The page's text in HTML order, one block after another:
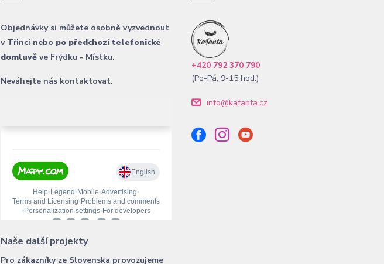
Objednávky si můžete osobně vyzvednout
v Třinci nebo po předchozí telefonické
domluvě ve Frýdku - Místku.
Neváhejte nás kontaktovat.
Naše další projekty
Pro zákazníky ze Slovenska provozujeme
+420 792 370 790
(Po-Pá, 9-15 hod.)
info@kafanta.cz